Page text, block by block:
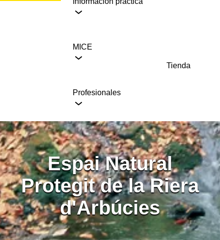
MICE
Profesionales
Tienda
Espai Natural
Protegit de la Riera
d'Arbúcies